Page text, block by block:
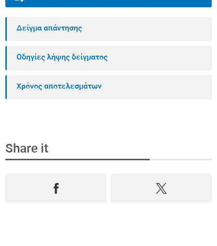
Δείγμα απάντησης
Οδηγίες λήψης δείγματος
Χρόνος αποτελεσμάτων
Share it